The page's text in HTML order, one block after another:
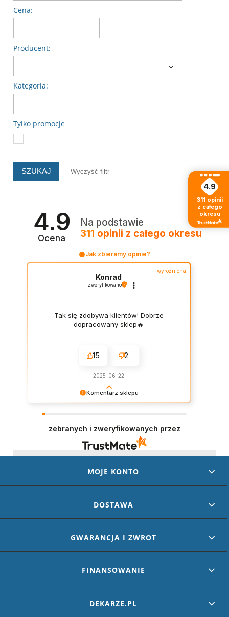
Cena:
-
Producent:
Kategoria:
Tylko promocje
SZUKAJ Wyczyść filtr
4.9
Ocena
Na podstawie
311 opinii z całego okresu
Jak zbieramy opinie?
Komentarz sklepu
słowo od naszych klientów. Staramy się
codziennie spełniać oczekiwania kupujących.
Będzie nam miło gościć Cię ponownie!
wyróżniona
Konrad
zweryfikowano
Tak się zdobywa klientów! Dobrze
dopracowany sklep🔥
15 2
2025-06-22
zebranych i zweryfikowanych przez
MOJE KONTO
DOSTAWA
GWARANCJA I ZWROT
FINANSOWANIE
DEKARZE.PL
4.9
311 opinii
z całego
okresu